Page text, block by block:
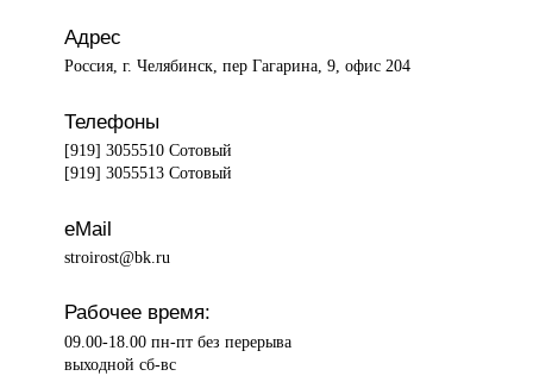
Адрес
Россия, г. Челябинск, пер Гагарина, 9, офис 204
Телефоны
[919] 3055510 Сотовый
[919] 3055513 Сотовый
eMail
stroirost@bk.ru
Рабочее время:
09.00-18.00 пн-пт без перерыва
выходной сб-вс